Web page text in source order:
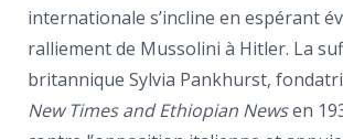
internationale s’incline en espérant
ralliement de Mussolini à Hitler. La
britannique Sylvia Pankhurst,
New Times and Ethiopian Newsen